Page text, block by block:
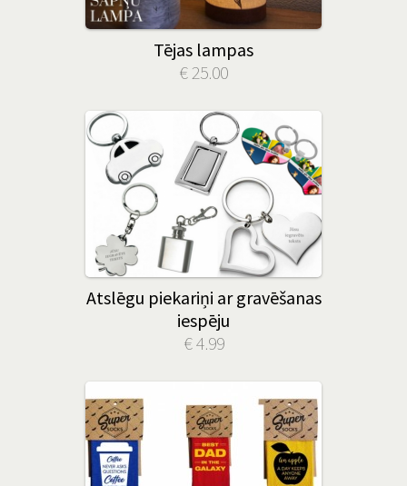
Tējas lampas
€ 25.00
Atslēgu piekariņi ar gravēšanas
iespēju
€ 4.99